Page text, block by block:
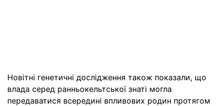
Новітні генетичні дослідження також показали, що
влада серед ранньокельтської знаті могла
передаватися всередині впливових родин протягом